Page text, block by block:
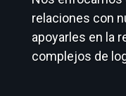
relaciones con
apoyarles en la
complejos de